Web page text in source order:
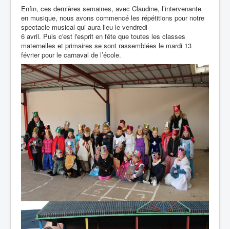
Enfin, ces dernières semaines, avec Claudine, l’intervenante
en musique, nous avons commencé les répétitions pour notre
spectacle musical qui aura lieu le vendredi
6 avril. Puis c'est l'esprit en fête que toutes les classes
maternelles et primaires se sont rassemblées le mardi 13
février pour le carnaval de l’école.